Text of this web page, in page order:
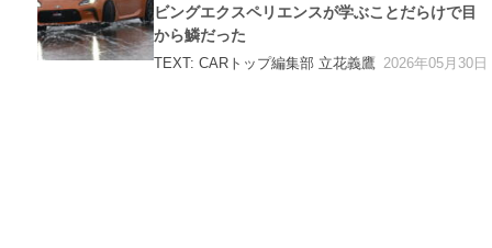
ビングエクスペリエンスが学ぶことだらけで目
から鱗だった
TEXT: CARトップ編集部 立花義鷹 2026年05月30日